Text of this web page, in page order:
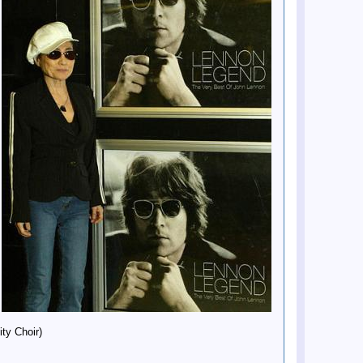
McCartneya.
18 lis
Sgt. Pepper albumem wszech
czasów według Rolling Stone.
17 lis
Ukazuje się podwójny CD "Concert
For George"
Premiera albumu Let It Be ...Naked.
7 lis
Ladies and gentlemen... The
Beatles!
7 lis
Paul sponsoruje muzyków z zespołu
Cracatilla.
28 paĽDziewczynka.
24 paĽNajlepiej zarabiający wśród
zmarłych.
24 paĽ Heather Mills McCartney wspiera
PETA
22 paĽGrafiki Lennona zawędrowały do
Anglii.
17 paĽUkazuje się DVD - Concert For
George.
Stella odpędza od siebie złe moce...
16 paĽ
Pogadaj z Paulem i Heather.
Premiera Lennon Legend DVD.
14 paĽ Mojo: 10 rockowych zdarzeń, które
zmieniły świat.
14 paĽPaul McCartney w filmie
Choir)